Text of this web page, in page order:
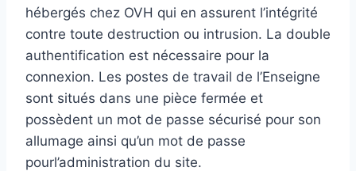
hébergés chez OVH qui en assurent l’intégrité
contre toute destruction ou intrusion. La double
authentification est nécessaire pour la
connexion. Les postes de travail de l’Enseigne
sont situés dans une pièce fermée et
possèdent un mot de passe sécurisé pour son
allumage ainsi qu’un mot de passe
pourl’administration du site.